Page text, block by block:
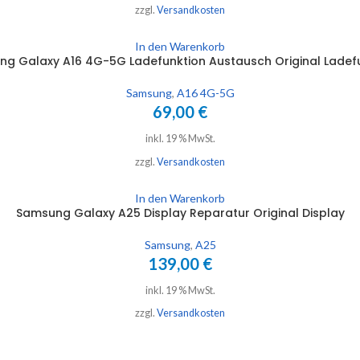
zzgl. Versandkosten
In den Warenkorb
Galaxy A16 4G-5G Ladefunktion Austausch Original
Samsung, A16 4G-5G
69,00 €
inkl. 19 % MwSt.
zzgl. Versandkosten
In den Warenkorb
Samsung Galaxy A25 Display Reparatur Original Display
Samsung, A25
139,00 €
inkl. 19 % MwSt.
zzgl. Versandkosten